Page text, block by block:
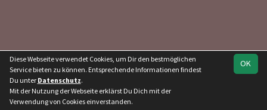
OK
Diese Webseite verwendet Cookies, um Dir den bestmöglichen
Service bieten zu können. Entsprechende Informationen findest
Du unter Datenschutz.
Mit der Nutzung der Webseite erklärst Du Dich mit der
Verwendung von Cookies einverstanden.